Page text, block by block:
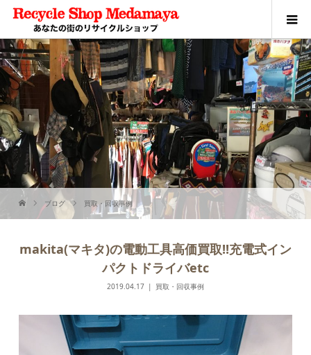
ブログ 買取・回収事例
makita(マキタ)の電動工具高価買取!!充電式イン
パクトドライバetc
2019.04.17 買取・回収事例